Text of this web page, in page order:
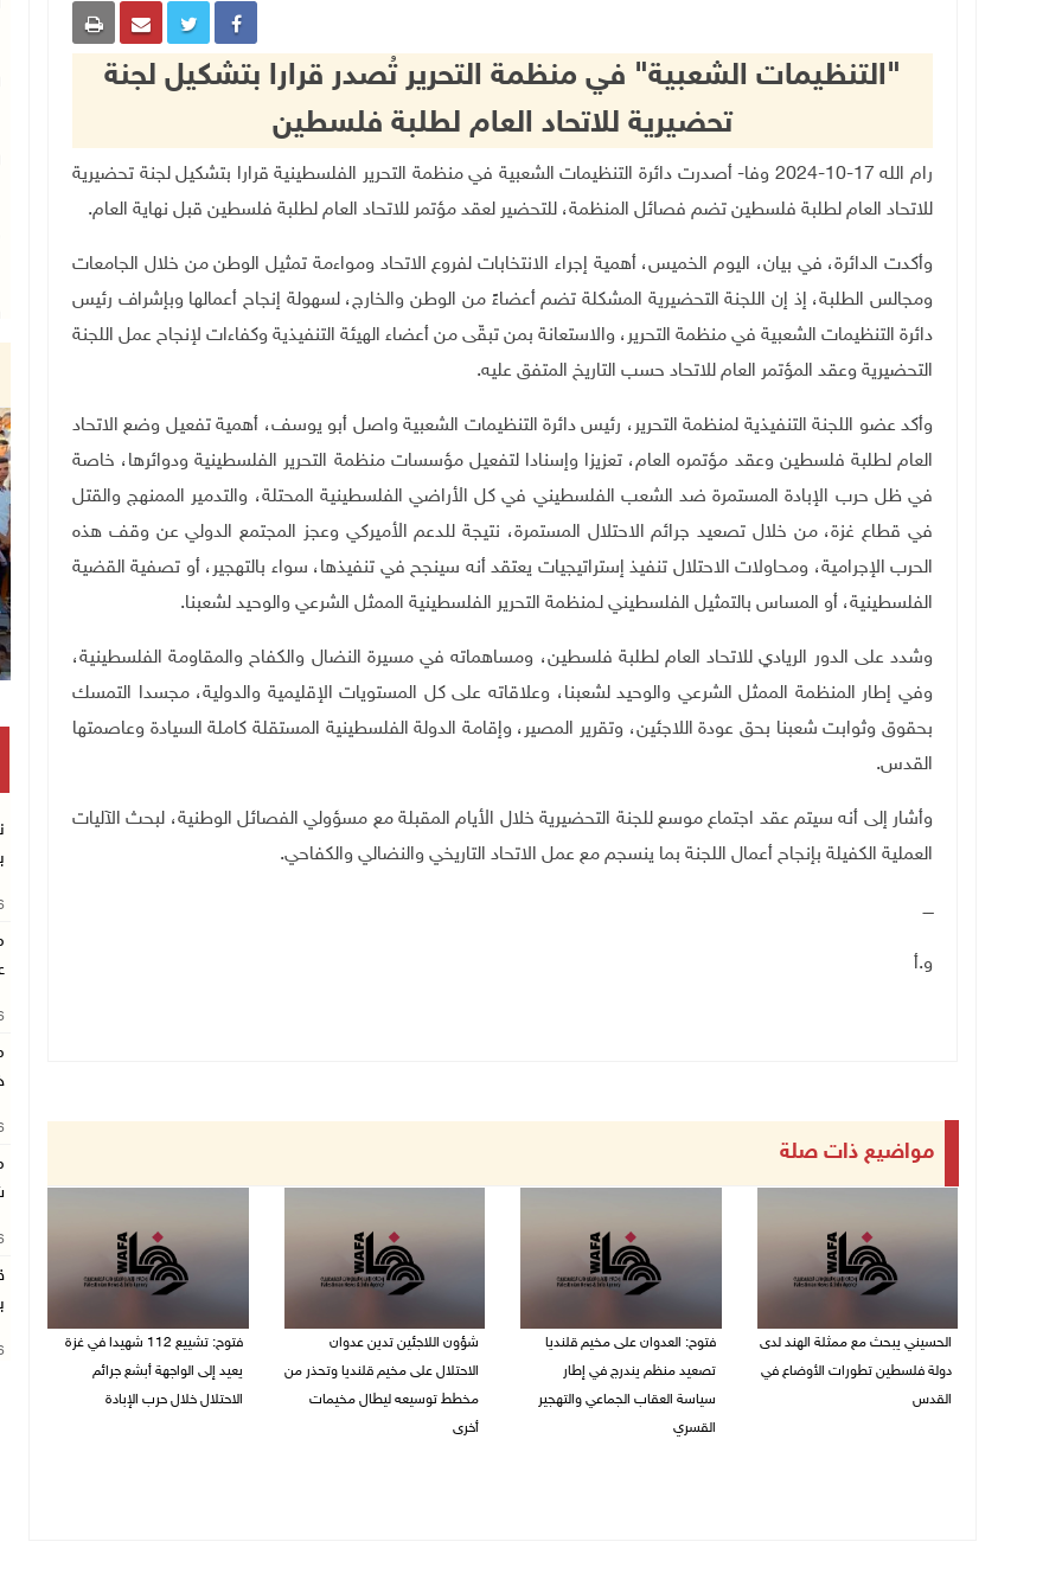
"التنظيمات الشعبية" في منظمة التحرير تُصدر قرارا بتشكيل لجنة
تحضيرية للاتحاد العام لطلبة فلسطين
رام الله 17-10-2024 وفا- أصدرت دائرة التنظيمات الشعبية في منظمة التحرير الفلسطينية قرارا بتشكيل لجنة تحضيرية
للاتحاد العام لطلبة فلسطين تضم فصائل المنظمة، للتحضير لعقد مؤتمر للاتحاد العام لطلبة فلسطين قبل نهاية العام.
وأكدت الدائرة، في بيان، اليوم الخميس، أهمية إجراء الانتخابات لفروع الاتحاد ومواءمة تمثيل الوطن من خلال الجامعات
ومجالس الطلبة، إذ إن اللجنة التحضيرية المشكلة تضم أعضاءً من الوطن والخارج، لسهولة إنجاح أعمالها وبإشراف رئيس
دائرة التنظيمات الشعبية في منظمة التحرير، والاستعانة بمن تبقّى من أعضاء الهيئة التنفيذية وكفاءات لإنجاح عمل اللجنة
التحضيرية وعقد المؤتمر العام للاتحاد حسب التاريخ المتفق عليه.
وأكد عضو اللجنة التنفيذية لمنظمة التحرير، رئيس دائرة التنظيمات الشعبية واصل أبو يوسف، أهمية تفعيل وضع الاتحاد
العام لطلبة فلسطين وعقد مؤتمره العام، تعزيزا وإسنادا لتفعيل مؤسسات منظمة التحرير الفلسطينية ودوائرها، خاصة
في ظل حرب الإبادة المستمرة ضد الشعب الفلسطيني في كل الأراضي الفلسطينية المحتلة، والتدمير الممنهج والقتل
في قطاع غزة، من خلال تصعيد جرائم الاحتلال المستمرة، نتيجة للدعم الأميركي وعجز المجتمع الدولي عن وقف هذه
الحرب الإجرامية، ومحاولات الاحتلال تنفيذ إستراتيجيات يعتقد أنه سينجح في تنفيذها، سواء بالتهجير، أو تصفية القضية
الفلسطينية، أو المساس بالتمثيل الفلسطيني لـمنظمة التحرير الفلسطينية الممثل الشرعي والوحيد لشعبنا.
وشدد على الدور الريادي للاتحاد العام لطلبة فلسطين، ومساهماته في مسيرة النضال والكفاح والمقاومة الفلسطينية،
وفي إطار المنظمة الممثل الشرعي والوحيد لشعبنا، وعلاقاته على كل المستويات الإقليمية والدولية، مجسدا التمسك
بحقوق وثوابت شعبنا بحق عودة اللاجئين، وتقرير المصير، وإقامة الدولة الفلسطينية المستقلة كاملة السيادة وعاصمتها
القدس.
وأشار إلى أنه سيتم عقد اجتماع موسع للجنة التحضيرية خلال الأيام المقبلة مع مسؤولي الفصائل الوطنية، لبحث الآليات
العملية الكفيلة بإنجاح أعمال اللجنة بما ينسجم مع عمل الاتحاد التاريخي والنضالي والكفاحي.
ــــ
و.أ
مواضيع ذات صلة
الحسيني يبحث مع ممثلة الهند لدى
دولة فلسطين تطورات الأوضاع في
القدس
فتوح: العدوان على مخيم قلنديا
تصعيد منظم يندرج في إطار
سياسة العقاب الجماعي والتهجير
القسري
شؤون اللاجئين تدين عدوان
الاحتلال على مخيم قلنديا وتحذر من
مخطط توسيعه ليطال مخيمات
أخرى
فتوح: تشييع 112 شهيدا في غزة
يعيد إلى الواجهة أبشع جرائم
الاحتلال خلال حرب الإبادة